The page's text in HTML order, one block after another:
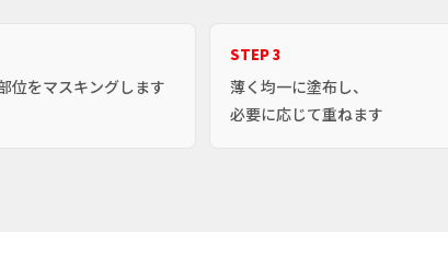
位をマスキングします
STEP 3
薄く均一に塗布し、
必要に応じて重ねます